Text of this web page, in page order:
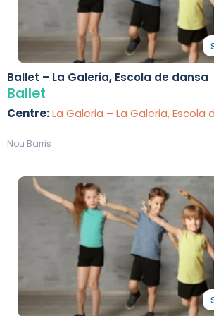
Ballet – La Galeria, Escola de dansa
Ballet
Centre:La Galeria – La Galeria, Escola
Nou Barris